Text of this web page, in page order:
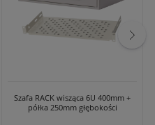
Szafa RACK wisząca 6U 400mm +
półka 250mm głębokości